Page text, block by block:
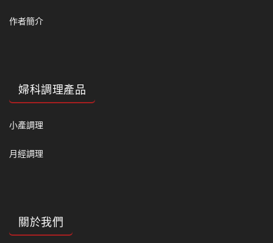
作者簡介
婦科調理產品
小產調理
月經調理
關於我們